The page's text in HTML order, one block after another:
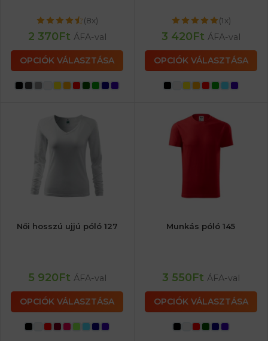
(8x)
2 370Ft ÁFA-val
OPCIÓK VÁLASZTÁSA
(1x)
3 420Ft ÁFA-val
OPCIÓK VÁLASZTÁSA
Női hosszú ujjú póló 127
5 920Ft ÁFA-val
OPCIÓK VÁLASZTÁSA
Munkás póló 145
3 550Ft ÁFA-val
OPCIÓK VÁLASZTÁSA